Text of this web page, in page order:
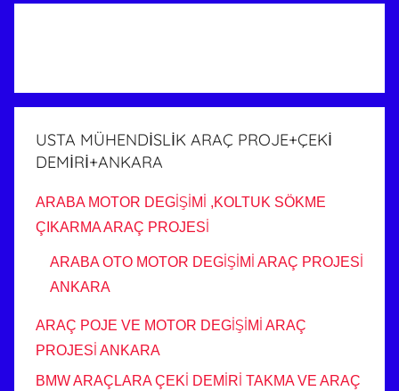
USTA MÜHENDİSLİK ARAÇ PROJE+ÇEKİ
DEMİRİ+ANKARA
ARABA MOTOR DEGİŞİMİ ,KOLTUK SÖKME
ÇIKARMA ARAÇ PROJESİ
ARABA OTO MOTOR DEGİŞİMİ ARAÇ PROJESİ
ANKARA
ARAÇ POJE VE MOTOR DEGİŞİMİ ARAÇ
PROJESİ ANKARA
BMW ARAÇLARA ÇEKİ DEMİRİ TAKMA VE ARAÇ